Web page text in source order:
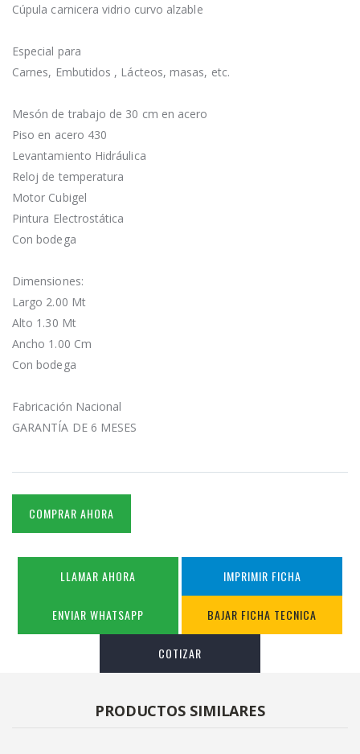
Cúpula carnicera vidrio curvo alzable
Especial para
Carnes, Embutidos , Lácteos, masas, etc.
Mesón de trabajo de 30 cm en acero
Piso en acero 430
Levantamiento Hidráulica
Reloj de temperatura
Motor Cubigel
Pintura Electrostática
Con bodega
Dimensiones:
Largo 2.00 Mt
Alto 1.30 Mt
Ancho 1.00 Cm
Con bodega
Fabricación Nacional
GARANTÍA DE 6 MESES
COMPRAR AHORA
LLAMAR AHORA IMPRIMIR FICHA
ENVIAR WHATSAPP BAJAR FICHA TECNICA
COTIZAR
PRODUCTOS SIMILARES